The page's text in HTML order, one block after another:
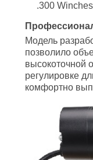
.300
Модель
позволило
высокоточной
регулировке
комфортно